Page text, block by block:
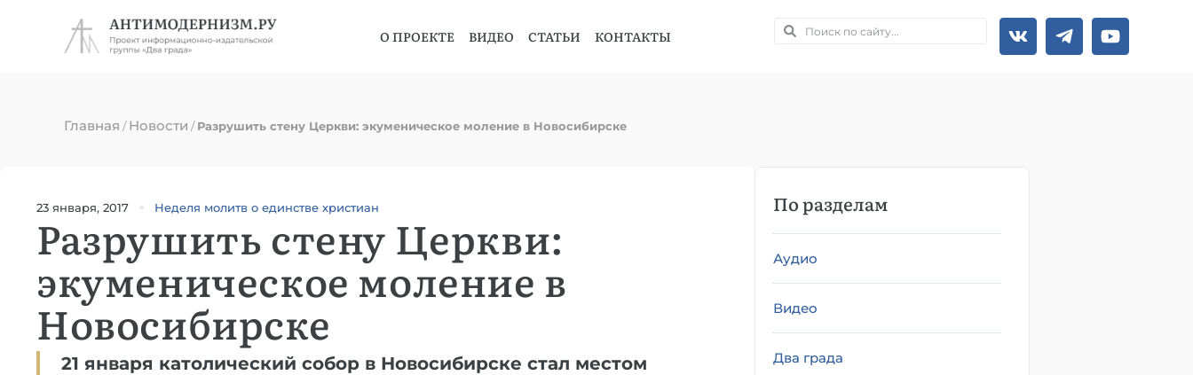
О ПРОЕКТЕ ВИДЕО СТАТЬИ КОНТАКТЫ
Главная /Новости /Разрушить стену Церкви: экуменическое моление в Новосибирске
23 января, 2017 Неделя молитв о единстве христиан
Разрушить стену Церкви:
экуменическое моление в
Новосибирске
21 января католический собор в Новосибирске стал местом
По разделам
Аудио
Видео
Два града